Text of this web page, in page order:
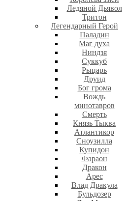
Ледяной Дьявол
Тритон
Легендарный Герой
Паладин
Маг духа
Ниндзя
Суккуб
Рыцарь
Друид
Бог грома
Вождь
минотавров
Смерть
Князь Тыква
Атлантикор
Сноузилла
Купидон
Фараон
Дракон
Арес
Влад Дракула
Бульдозер